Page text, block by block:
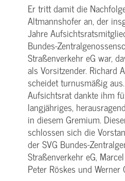
Er tritt damit die
Altmannshofer an, der
Jahre
Bundes-
Straßenverkehr eG war,
als Vorsitzender. Richard
scheidet turnusmäßig
Aufsichtsrat dankte ihm
langjähriges,
in diesem Gremium.
schlossen sich die
der SVG Bundes-
Straßenverkehr eG,
Peter Röskes und Werner